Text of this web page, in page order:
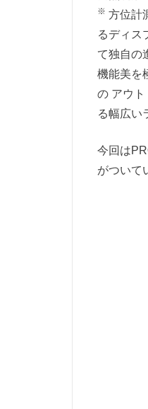
※ 方位計
るディス
て独自の
機能美を
の アウ
る幅広い
今回は
がついて